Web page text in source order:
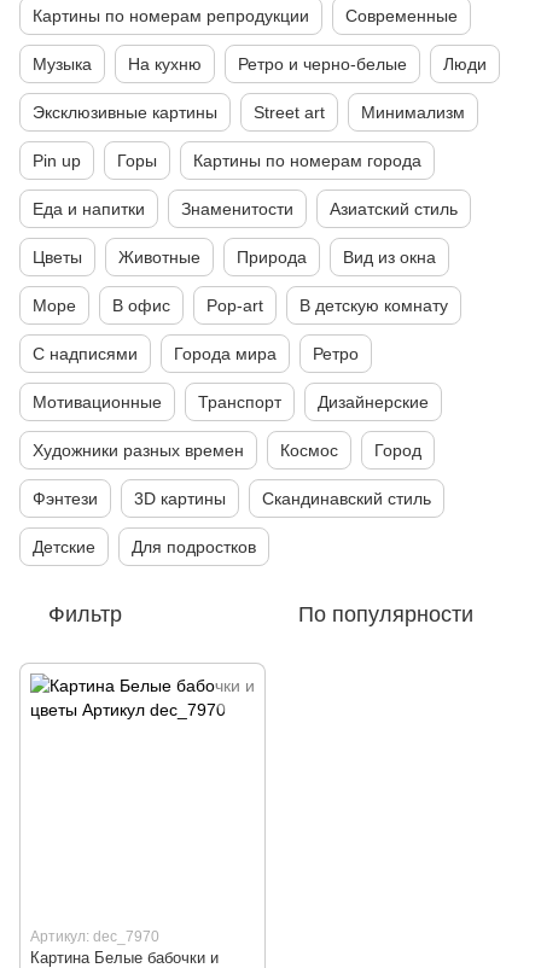
Картины по номерам репродукции Современные
Музыка На кухню Ретро и черно-белые Люди
Эксклюзивные картины Street art Минимализм
Pin up Горы Картины по номерам города
Еда и напитки Знаменитости Азиатский стиль
Цветы Животные Природа Вид из окна
Море В офис Pop-art В детскую комнату
С надписями Города мира Ретро
Мотивационные Транспорт Дизайнерские
Художники разных времен Космос Город
Фэнтези 3D картины Скандинавский стиль
Детские Для подростков
Фильтр По популярности
Артикул: dec_7970
Картина Белые бабочки и